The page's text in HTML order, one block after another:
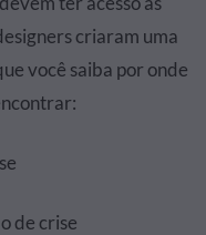
criaram uma
você saiba por onde
de crise